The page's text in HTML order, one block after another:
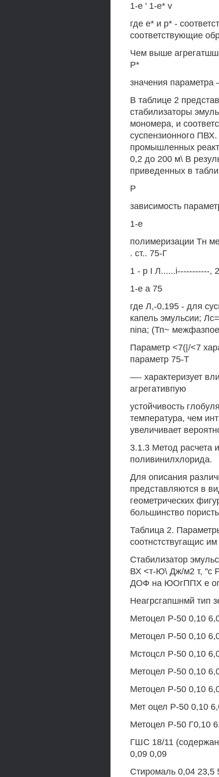
1-е ' 1-е* v
где е* и р* -
соответствующие
Чем выше
Р*
значения
В таблице 2
стабилизаторы
мономера, и
суспензионного
промышленных
0,2 до 200 м\ В
приведенных в
Р
зависимость
1-е
полимеризации Тн
. ст.. 75-Г
1 - р I Л......i-----------,
1-е а 75
где Л,-0,195 - для
капель эмульсии;
nina; (Тп~
Параметр <7(|/<7
параметр 75-Т
—- характеризует
агрегативпую
устойчивость
температура, чем
увеличивает
3.1.3 Метод расчета
поливинилхлорида.
Для описания
представляются в
геометрических
большинство
Таблица 2.
соотнстствугащис
Стабилизатор
ВХ <т-Ю\ Дж/м2 т, "с
ДОФ на ЮОгППХ е
Неагрсгапшнмй тип
Метоцел Р-50 0,10
Метоцел Р-50 0,10
Мстоцсл Р-50 0,10
Метоцел Р-50 0,10
Метоцел Р-50 0,10
Мет оцел Р-50 0,10
Метоцел Р-50 Г0,10
ГШС 18/11
0,09 0,09
Стиромаль 0,04 23,5